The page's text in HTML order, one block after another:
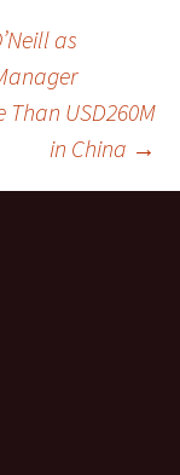
as
USD260M
in China →